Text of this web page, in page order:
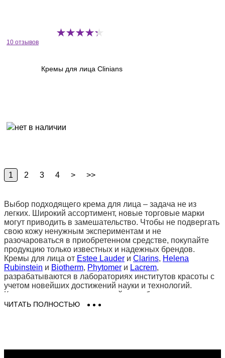
10 отзывов
Кремы для лица Clinians
1 2 3 4 > >>
Выбор подходящего крема для лица – задача не из
легких. Широкий ассортимент, новые торговые марки
могут приводить в замешательство. Чтобы не подвергать
свою кожу ненужным экспериментам и не
разочароваться в приобретенном средстве, покупайте
продукцию только известных и надежных брендов.
Кремы для лица от Estee Lauder и Clarins, Helena
Rubinstein и Biotherm, Phytomer и Lacrem,
разрабатываются в лабораториях институтов красоты с
учетом новейших достижений науки и технологий.
Качество таких кремов строжайшим образом
контролируется, они гипоалергенны и гарантировано не
торговой марки. Не забывайте также и про лосьоны и
ЧИТАТЬ ПОЛНОСТЬЮ